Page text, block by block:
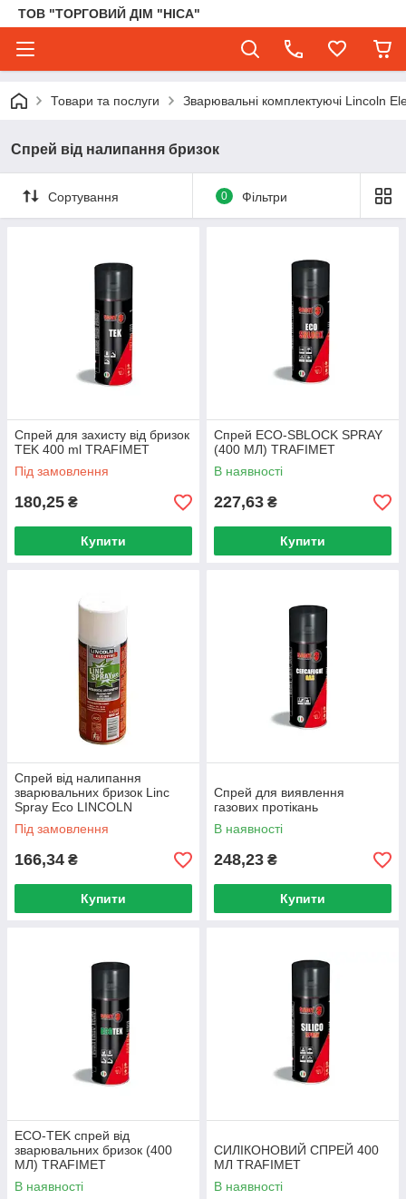
ТОВ "ТОРГОВИЙ ДІМ "НІСА"
Товари та послуги Зварювальні комплектуючі Lincoln
Спрей від налипання бризок
Сортування 0 Фільтри
Спрей для захисту від бризок
TEK 400 ml TRAFIMET
Під замовлення
180,25 ₴
Купити
Спрей ECO-SBLOCK SPRAY
(400 МЛ) TRAFIMET
В наявності
227,63 ₴
Купити
Спрей від налипання
зварювальних бризок Linc
Spray Eco LINCOLN
ELECTRIC
Під замовлення
166,34 ₴
Купити
Спрей для виявлення
газових протікань
В наявності
248,23 ₴
Купити
ECO-TEK спрей від
зварювальних бризок (400
МЛ) TRAFIMET
В наявності
СИЛІКОНОВИЙ СПРЕЙ 400
МЛ TRAFIMET
В наявності